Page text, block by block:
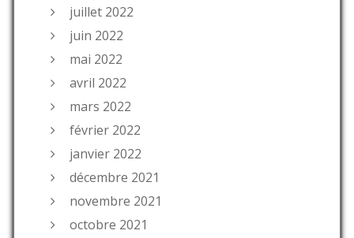
juillet 2022
juin 2022
mai 2022
avril 2022
mars 2022
février 2022
janvier 2022
décembre 2021
novembre 2021
octobre 2021